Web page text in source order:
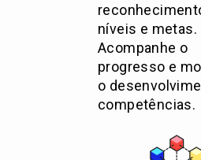
níveis e metas.
Acompanhe o
progresso e
o
competências.